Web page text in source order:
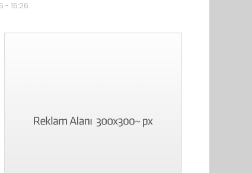
- 16:26